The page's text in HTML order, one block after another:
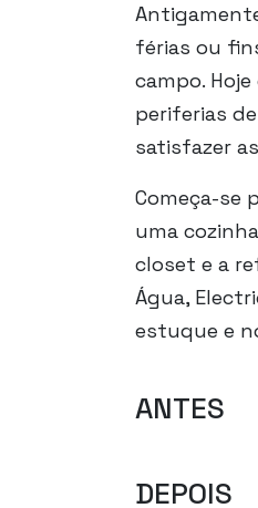
férias ou
campo.
periferias
satisfazer
Começa-se
uma
closet e a
Água,
estuque e
ANTES
DEPOIS